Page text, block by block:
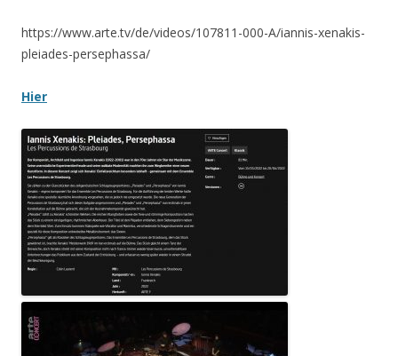
https://www.arte.tv/de/videos/107811-000-A/iannis-xenakis-
pleiades-persephassa/
Hier